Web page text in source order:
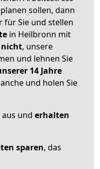
sollen, dann
für Sie und stellen
in Heilbronn mit
nicht, unsere
und lehnen Sie
14 Jahre
und holen Sie
und erhalten
sparen, das